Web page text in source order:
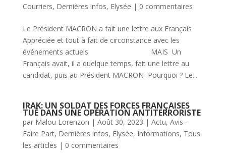
Courriers, Dernières infos, Elysée | 0 commentaires
Le Président MACRON a fait une lettre aux Français
Appréciée et tout à fait de circonstance avec les
événements actuels MAIS Un
Français avait, il a quelque temps, fait une lettre au
candidat, puis au Président MACRON Pourquoi ? Le...
IRAK: UN SOLDAT DES FORCES FRANÇAISES
TUÉ DANS UNE OPÉRATION ANTITERRORISTE
par Malou Lorenzon | Août 30, 2023 | Actu, Avis -
Faire Part, Dernières infos, Elysée, Informations, Tous
les articles | 0 commentaires